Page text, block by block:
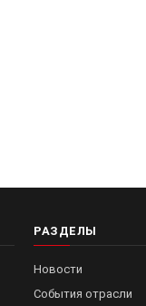
РАЗДЕЛЫ
Новости
События отрасли